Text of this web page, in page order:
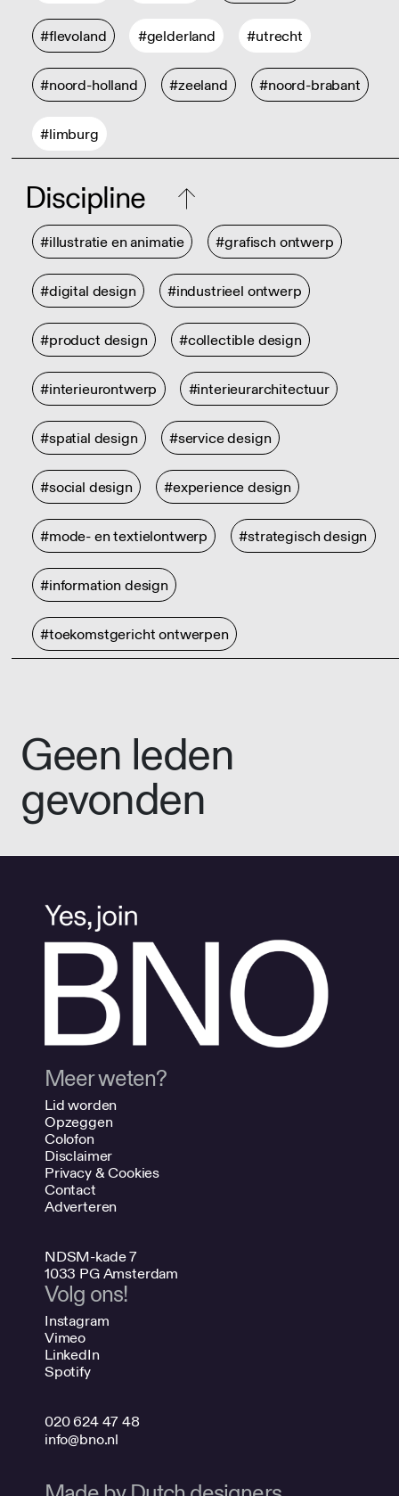
#flevoland #gelderland #utrecht
#noord-holland #zeeland #noord-brabant
#limburg
Discipline
#illustratie en animatie #grafisch ontwerp
#digital design #industrieel ontwerp
#product design #collectible design
#interieurontwerp #interieurarchitectuur
#spatial design #service design
#social design #experience design
#mode- en textielontwerp #strategisch design
#information design
#toekomstgericht ontwerpen
Geen leden
gevonden
Meer weten?
Lid worden
Opzeggen
Colofon
Disclaimer
Privacy & Cookies
Contact
Adverteren
NDSM-kade 7
1033 PG Amsterdam
Volg ons!
Instagram
Vimeo
LinkedIn
Spotify
020 624 47 48
info@bno.nl